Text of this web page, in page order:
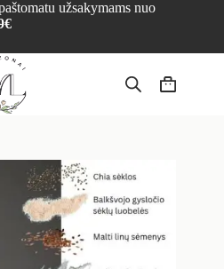
užsakymams nuo